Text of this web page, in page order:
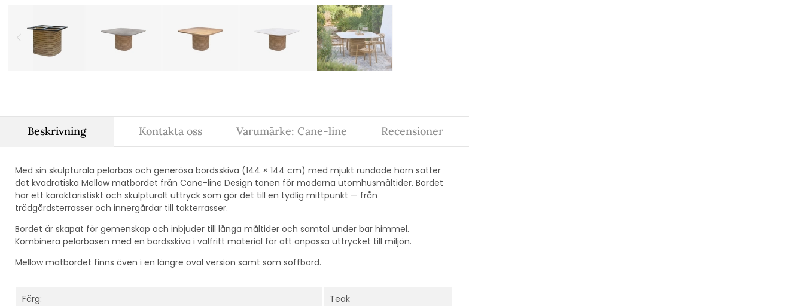
Beskrivning
Med sin skulpturala pelarbas och generösa bordsskiva (144 × 144 cm) med mjukt rundade hörn sätter
det kvadratiska Mellow matbordet från Cane-line Design tonen för moderna utomhusmåltider. Bordet
har ett karaktäristiskt och skulpturalt uttryck som gör det till en tydlig mittpunkt — från
trädgårdsterrasser och innergårdar till takterrasser.
Bordet är skapat för gemenskap och inbjuder till långa måltider och samtal under bar himmel.
Kombinera pelarbasen med en bordsskiva i valfritt material för att anpassa uttrycket till miljön.
Mellow matbordet finns även i en längre oval version samt som soffbord.
Färg: Teak
Kontakta oss Varumärke: Cane-line Recensioner